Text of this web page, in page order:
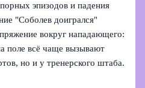
эпизодов и падения
"Соболев доигрался"
вокруг нападающего:
поле всё чаще вызывают
но и у тренерского штаба.